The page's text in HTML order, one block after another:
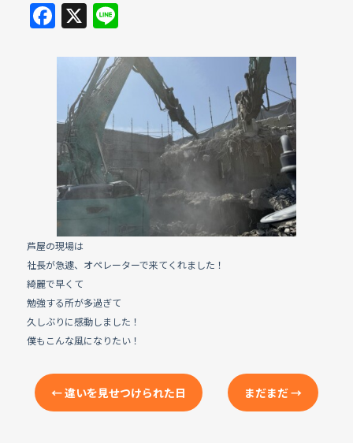
F
a
c
b
o
o
k
X Li
e
芦屋の現場は
社長が急遽、オペレーターで来てくれました！
綺麗で早くて
勉強する所が多過ぎて
久しぶりに感動しました！
僕もこんな風になりたい！
←違いを見せつけられた日 まだまだ→